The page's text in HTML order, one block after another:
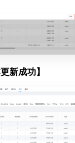
新成功】